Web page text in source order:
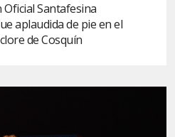
Oficial Santafesina
aplaudida de pie en el
de Cosquín